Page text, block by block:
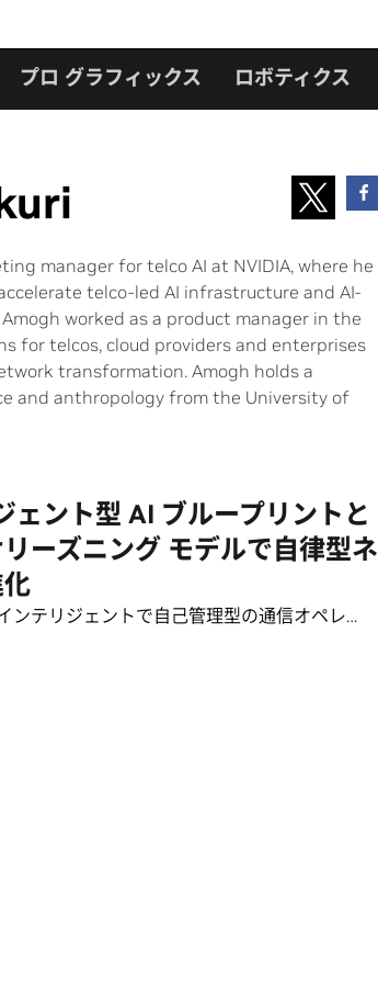
プロ グラフィックス ロボティクス
manager for telco AI at NVIDIA, where he
telco-led AI infrastructure and AI-
worked as a product manager in the
for telcos, cloud providers and enterprises
transformation. Amogh holds a
and anthropology from the University of
ェント型 AI ブループリントと
ーズニング モデルで自律型ネ
ンテリジェントで自己管理型の通信オペレ…